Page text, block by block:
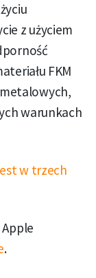
z użyciem
FKM
warunkach
w trzech
.